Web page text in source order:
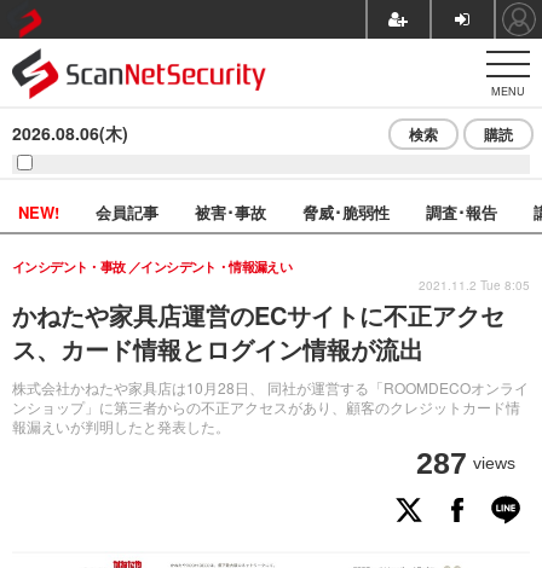
MENU
2026.08.06(木) 検索 購読
NEW! 会員記事 被害･事故 脅威･脆弱性 調査･報告
かねたや家具店運営のECサイトに不正アクセ
ス、カード情報とログイン情報が流出
株式会社かねたや家具店は10月28日、 同社が運営する「ROOMDECOオンライ
ンショップ」に第三者からの不正アクセスがあり、顧客のクレジットカード情
報漏えいが判明したと発表した。
インシデント・事故 インシデント・情報漏えい
287 views
2021.11.2 Tue 8:05